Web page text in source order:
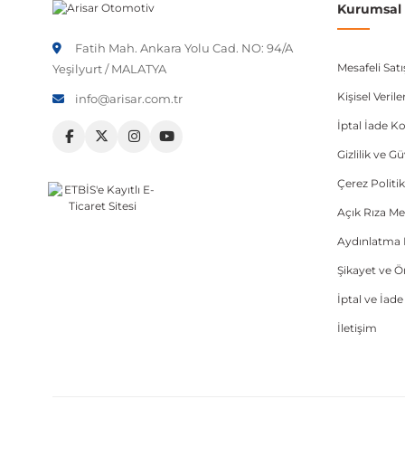
Fatih Mah. Ankara Yolu Cad. NO: 94/A
Yeşilyurt / MALATYA
info@arisar.com.tr
Mesafeli
Kişisel
İptal İade
Gizlilik ve
Çerez
Açık Rıza
Aydınlatma
Şikayet ve
İptal ve
İletişim